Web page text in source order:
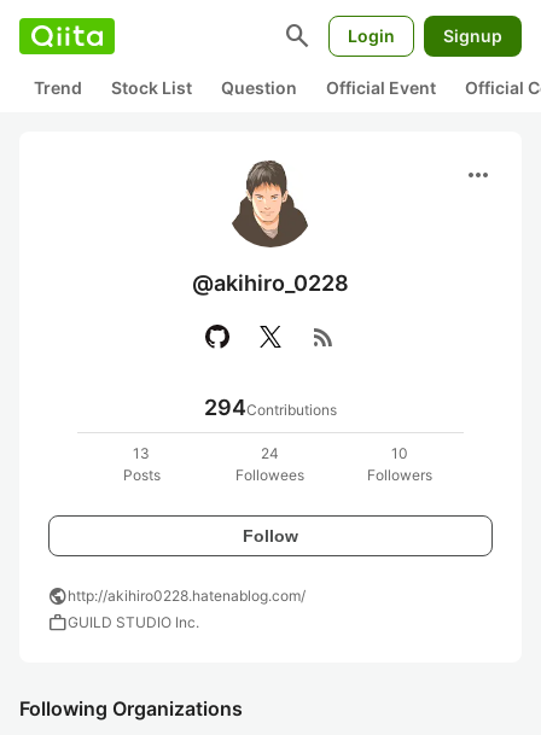
search Login Signup
Trend Stock List Question Official Event Official
more_horiz
@akihiro_0228
rss_feed
294Contributions
13
Posts
24
Followees
10
Followers
Follow
publichttp://akihiro0228.hatenablog.com/
workGUILD STUDIO Inc.
Following Organizations